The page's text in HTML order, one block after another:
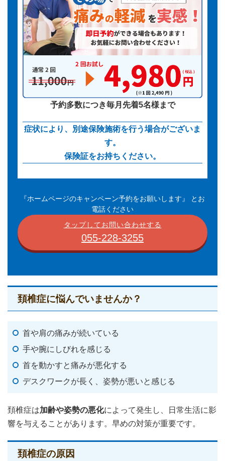
予約多数につき毎月先着5名様まで
症状により、別途保険施術を行う場合がございま
す。
保険証をお持ちください。
『ホームページのキャンペーン予約をお願いします』 とお
電話ください
タップしてお問い合わせする
055-228-3255
頚椎症に悩んでいませんか？
首や肩の痛みが続いている
手や腕にしびれを感じる
首を動かすと痛みが悪化する
デスクワークが長く、姿勢が悪いと感じる
頚椎症は加齢や姿勢の悪化によって発生し、日常生活に影
響を与えることがあります。早めの対策が重要です。
頚椎症の原因